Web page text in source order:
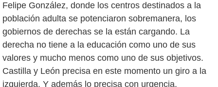
Felipe González, donde los centros destinados a la
población adulta se potenciaron sobremanera, los
gobiernos de derechas se la están cargando. La
derecha no tiene a la educación como uno de sus
valores y mucho menos como uno de sus objetivos.
Castilla y León precisa en este momento un giro a la
izquierda. Y además lo precisa con urgencia.